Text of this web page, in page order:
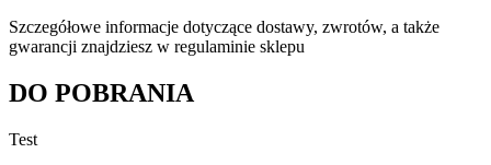
Szczegółowe informacje dotyczące dostawy, zwrotów, a także
gwarancji znajdziesz w regulaminie sklepu
DO POBRANIA
Test